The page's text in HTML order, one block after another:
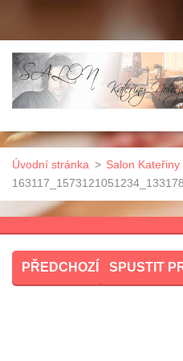
Úvodní stránka > Salon Kateřiny
PŘEDCHOZÍ SPUSTIT